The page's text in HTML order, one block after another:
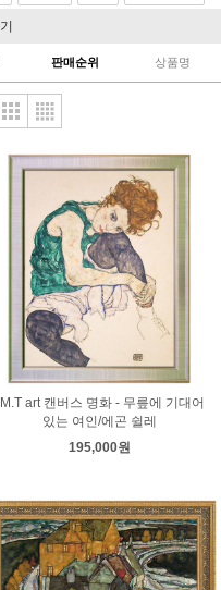
브론치노 브뢰겔 사전트
시냑
코 와토
사트 카유보트 칸딘스키
클림트 터너 티쏘
고나르 프리드리히
기타 화가 이요한성화
판매순위 상품명
art 캔버스 명화 - 무릎에 기대어
있는 여인/에곤 쉴레
195,000원